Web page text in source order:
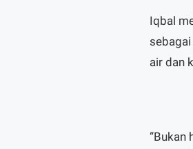
Iqbal
air dan
“Bukan